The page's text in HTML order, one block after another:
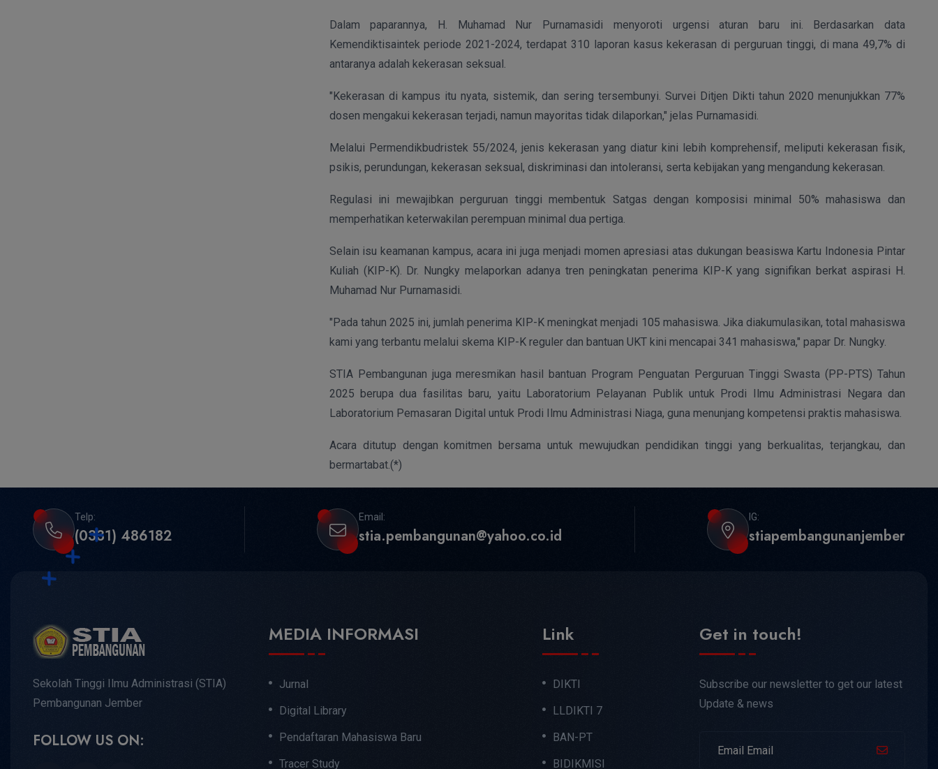
Dalam paparannya, H. Muhamad Nur Purnamasidi menyoroti urgensi aturan baru ini. Berdasarkan data
Kemendiktisaintek periode 2021-2024, terdapat 310 laporan kasus kekerasan di perguruan tinggi, di mana 49,7% di
antaranya adalah kekerasan seksual.
"Kekerasan di kampus itu nyata, sistemik, dan sering tersembunyi. Survei Ditjen Dikti tahun 2020 menunjukkan 77%
dosen mengakui kekerasan terjadi, namun mayoritas tidak dilaporkan," jelas Purnamasidi.
Melalui Permendikbudristek 55/2024, jenis kekerasan yang diatur kini lebih komprehensif, meliputi kekerasan fisik,
psikis, perundungan, kekerasan seksual, diskriminasi dan intoleransi, serta kebijakan yang mengandung kekerasan.
Regulasi ini mewajibkan perguruan tinggi membentuk Satgas dengan komposisi minimal 50% mahasiswa dan
memperhatikan keterwakilan perempuan minimal dua pertiga.
Selain isu keamanan kampus, acara ini juga menjadi momen apresiasi atas dukungan beasiswa Kartu Indonesia Pintar
Kuliah (KIP-K). Dr. Nungky melaporkan adanya tren peningkatan penerima KIP-K yang signifikan berkat aspirasi H.
Muhamad Nur Purnamasidi.
"Pada tahun 2025 ini, jumlah penerima KIP-K meningkat menjadi 105 mahasiswa. Jika diakumulasikan, total mahasiswa
kami yang terbantu melalui skema KIP-K reguler dan bantuan UKT kini mencapai 341 mahasiswa," papar Dr. Nungky.
STIA Pembangunan juga meresmikan hasil bantuan Program Penguatan Perguruan Tinggi Swasta (PP-PTS) Tahun
2025 berupa dua fasilitas baru, yaitu Laboratorium Pelayanan Publik untuk Prodi Ilmu Administrasi Negara dan
Laboratorium Pemasaran Digital untuk Prodi Ilmu Administrasi Niaga, guna menunjang kompetensi praktis mahasiswa.
Acara ditutup dengan komitmen bersama untuk mewujudkan pendidikan tinggi yang berkualitas, terjangkau, dan
bermartabat.(*)
Telp:
(0331) 486182
Email:
stia.pembangunan@yahoo.co.id
IG:
stiapembangunanjember
Sekolah Tinggi Ilmu Administrasi (STIA)
Pembangunan Jember
FOLLOW US ON:
MEDIA INFORMASI
Jurnal
Digital Library
Pendaftaran Mahasiswa Baru
Tracer Study
Link
DIKTI
LLDIKTI 7
BAN-PT
BIDIKMISI
Get in touch!
Subscribe our newsletter to get our latest
Update & news